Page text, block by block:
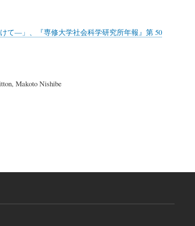
て―」、『専修大学社会科学研究所年報』第 50
Makoto Nishibe